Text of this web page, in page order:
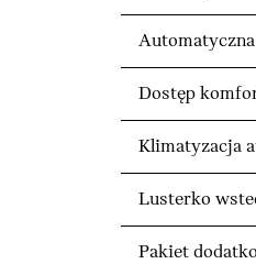
Dostęp
Klimatyzacja
Lusterko
Pakiet